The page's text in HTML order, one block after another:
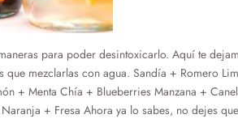
para poder desintoxicarlo. Aquí te
mezclarlas con agua. Sandía + Romero
+ Menta Chía + Blueberries Manzana +
+ Fresa Ahora ya lo sabes, no dejes